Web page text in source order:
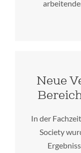
Neue
In der
Society